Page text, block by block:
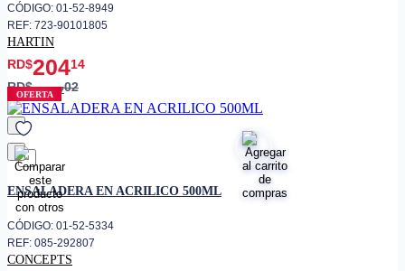
CÓDIGO: 01-52-8949
REF: 723-90101805
HARTIN
RD$20414
RD$31702
OFERTA
favorito
ENSALADERA EN ACRILICO 500ML
CÓDIGO: 01-52-5334
REF: 085-292807
CONCEPTS